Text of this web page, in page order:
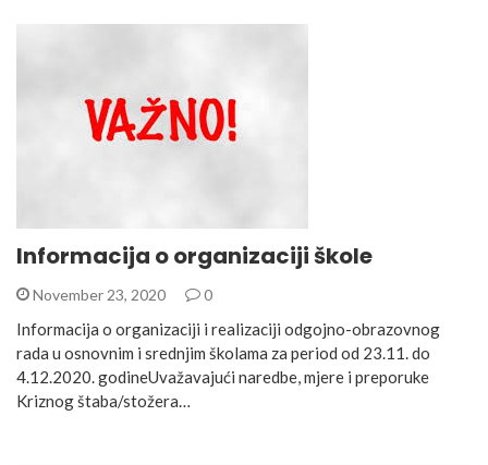
Informacija o organizaciji škole
November 23, 2020 0
Informacija o organizaciji i realizaciji odgojno-obrazovnog
rada u osnovnim i srednjim školama za period od 23.11. do
4.12.2020. godineUvažavajući naredbe, mjere i preporuke
Kriznog štaba/stožera…